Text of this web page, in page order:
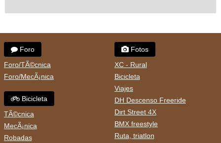
Foro
Foro/TÃ©cnica
Foro/MecÃ¡nica
Bicicleta
TÃ©cnica
MecÃ¡nica
Robadas
Fotos
XC - Rural
Bicicleta
Viajes
DH Descenso Freeride
Dirt Street 4X
BMX freestyle
Ruta, triatlon